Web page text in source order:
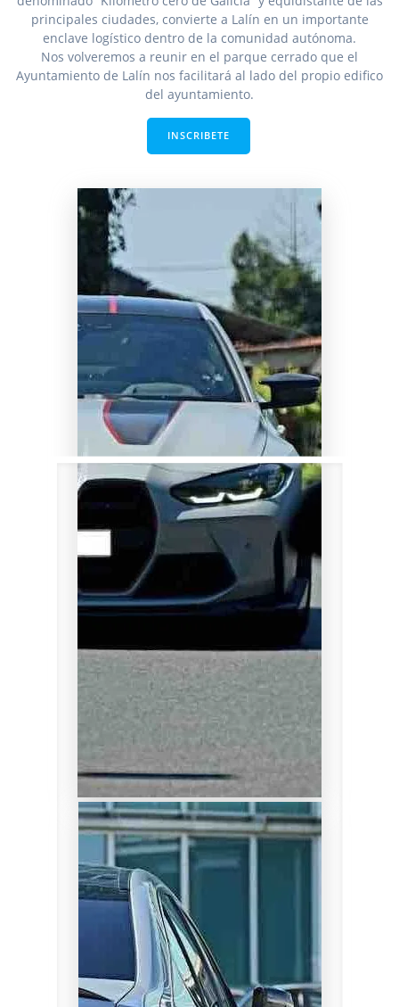
principales ciudades, convierte a Lalín en un importante
enclave logístico dentro de la comunidad autónoma.
Nos volveremos a reunir en el parque cerrado que el
Ayuntamiento de Lalín nos facilitará al lado del propio edifico
del ayuntamiento.
INSCRIBETE